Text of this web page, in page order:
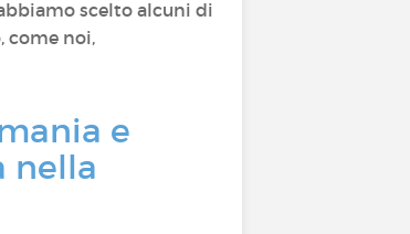
scelto alcuni di
come noi,
e
nella